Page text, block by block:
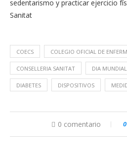
sedentarismo y practicar ejercicio
Sanitat
COECS COLEGIO OFICIAL DE
CONSELLERIA SANITAT DIA
DIABETES DISPOSITIVOS
0 comentario 0